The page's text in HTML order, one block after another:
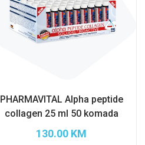
PHARMAVITAL Alpha peptide
collagen 25 ml 50 komada
130.00 KM